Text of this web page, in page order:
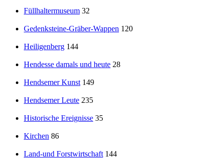
Füllhaltermuseum 32
Gedenksteine-Gräber-Wappen 120
Heiligenberg 144
Hendesse damals und heute 28
Hendsemer Kunst 149
Hendsemer Leute 235
Historische Ereignisse 35
Kirchen 86
Land-und Forstwirtschaft 144